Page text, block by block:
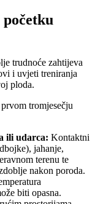
početku
trudnoće zahtijeva
i uvjeti treniranja
ploda.
tromjesečju
ili udarca: Kontaktni
jahanje,
terenu te
nakon poroda.
biti opasna.